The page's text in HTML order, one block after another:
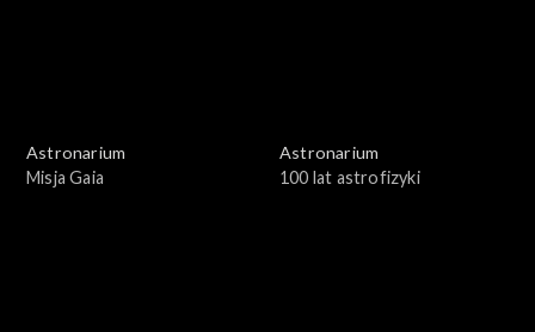
Astronarium
Misja Gaia
Astronarium
100 lat astrofizyki